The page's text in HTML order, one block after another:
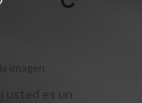
imagen.
usted es un